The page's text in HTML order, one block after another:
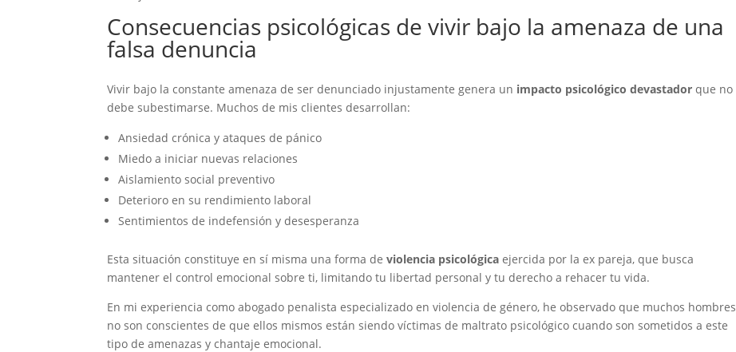
Consecuencias psicológicas de vivir bajo la amenaza de una
falsa denuncia
Vivir bajo la constante amenaza de ser denunciado injustamente genera un impacto psicológico devastador que no
debe subestimarse. Muchos de mis clientes desarrollan:
Ansiedad crónica y ataques de pánico
Miedo a iniciar nuevas relaciones
Aislamiento social preventivo
Deterioro en su rendimiento laboral
Sentimientos de indefensión y desesperanza
Esta situación constituye en sí misma una forma deviolencia psicológica ejercida por la ex pareja, que busca
mantener el control emocional sobre ti, limitando tu libertad personal y tu derecho a rehacer tu vida.
En mi experiencia como abogado penalista especializado en violencia de género, he observado que muchos hombres
no son conscientes de que ellos mismos están siendo víctimas de maltrato psicológico cuando son sometidos a este
tipo de amenazas y chantaje emocional.